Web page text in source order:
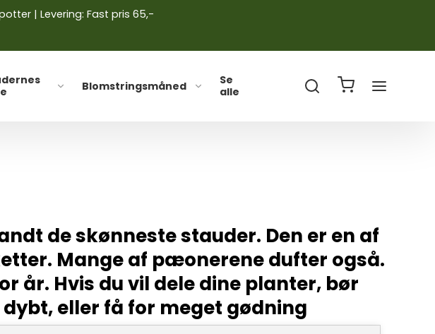
| Levering: Fast pris 65,-
Blomstringsmåned
Se
alle
de skønneste stauder. Den er en af
Mange af pæonerene dufter også.
år. Hvis du vil dele dine planter, bør
eller få for meget gødning